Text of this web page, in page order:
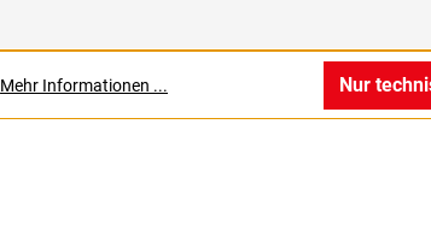
Mehr Informationen ... Nur